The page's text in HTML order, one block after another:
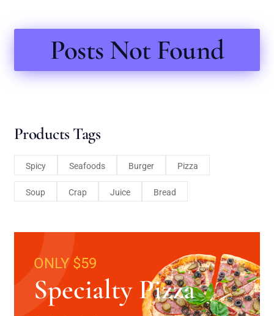
Posts Not Found
Products Tags
Spicy Seafoods Burger Pizza
Soup Crap Juice Bread
ONLY $59
Specialty Pizza